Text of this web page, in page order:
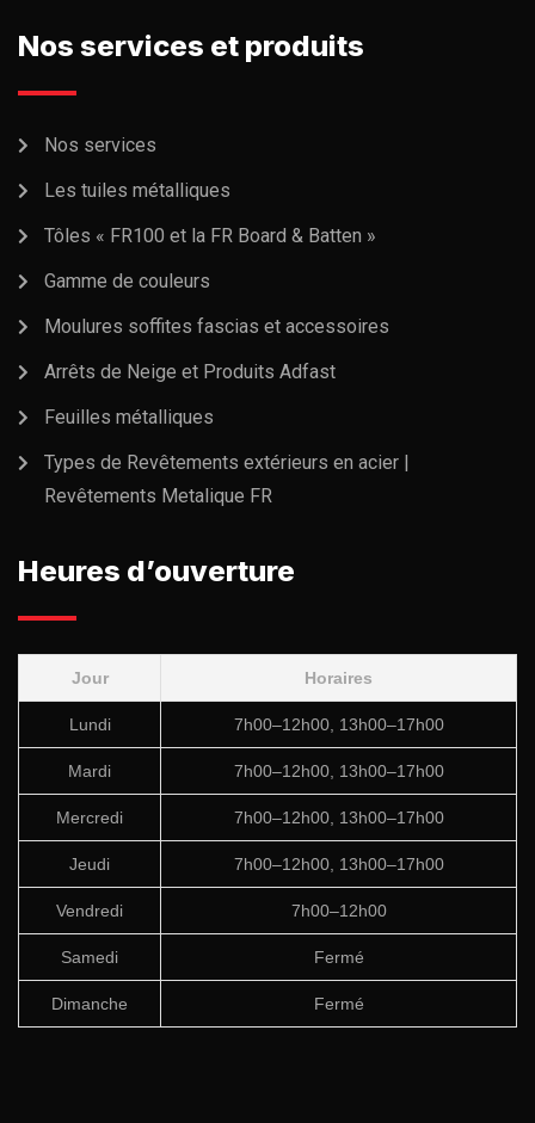
Nos services et produits
Nos services
Les tuiles métalliques
Tôles « FR100 et la FR Board & Batten »
Gamme de couleurs
Moulures soffites fascias et accessoires
Arrêts de Neige et Produits Adfast
Feuilles métalliques
Types de Revêtements extérieurs en acier |
Revêtements Metalique FR
Heures d’ouverture
Jour Horaires
Lundi 7h00–12h00, 13h00–17h00
Mardi 7h00–12h00, 13h00–17h00
Mercredi 7h00–12h00, 13h00–17h00
Jeudi 7h00–12h00, 13h00–17h00
Vendredi 7h00–12h00
Samedi Fermé
Dimanche Fermé